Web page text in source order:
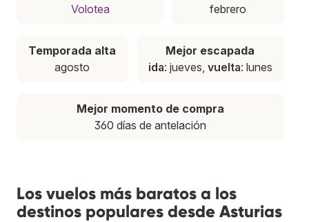
Volotea
febrero
Temporada alta
agosto
Mejor escapada
ida: jueves, vuelta: lunes
Mejor momento de compra
360 días de antelación
Los vuelos más baratos a los
destinos populares desde Asturias